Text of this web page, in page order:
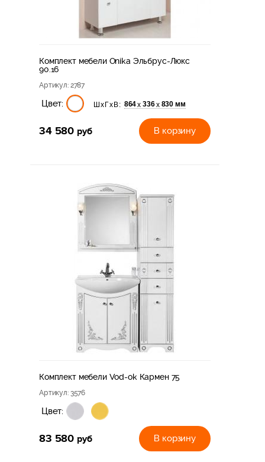
Комплект мебели Onika Эльбрус-Люкс
90.16
Артикул: 2787
Цвет: ШхГхВ: 864х 336х 830 мм
34 580 руб В корзину
Комплект мебели Vod-ok Кармен 75
Артикул: 3576
Цвет:
83 580 руб В корзину